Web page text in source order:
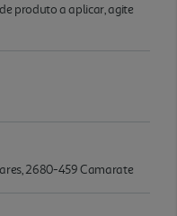
produto a aplicar, agite
2680-459 Camarate